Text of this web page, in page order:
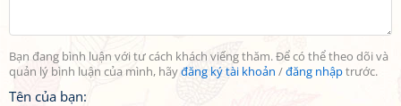
Bạn đang bình luận với tư cách khách viếng thăm. Để có thể theo dõi và
quản lý bình luận của mình, hãyđăng ký tài khoản /đăng nhậptrước.
Tên của bạn: